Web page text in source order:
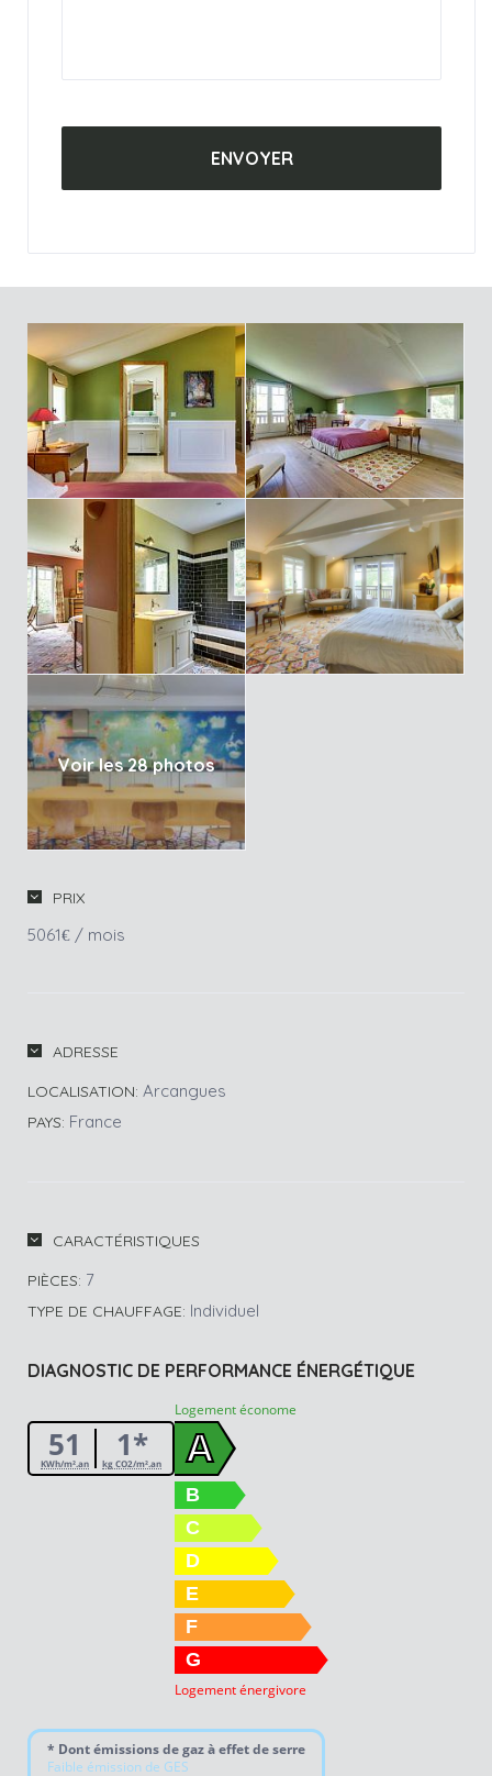
Honoraires d’agence : 3700€
Voir les 28 photos
PRIX
5061€ / mois
ADRESSE
LOCALISATION: Arcangues
PAYS: France
CARACTÉRISTIQUES
PIÈCES: 7
TYPE DE CHAUFFAGE: Individuel
DIAGNOSTIC DE PERFORMANCE ÉNERGÉTIQUE
51
KWh/m².an 1*
kg CO2/m².an
Logement économe
A
B
C
D
E
F
G
Logement énergivore
* Dont émissions de gaz à effet de serre
Faible émission de GES